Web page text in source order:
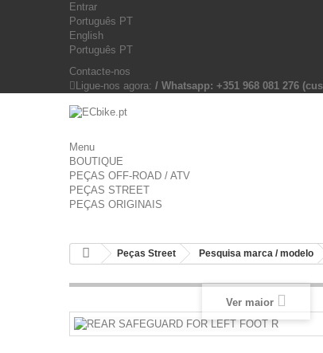
Entrar
Português PT
English
Português PT
Contacte-nos
Ligue-nos agora: / Whatsapp: +351 968 081 276
Menu
BOUTIQUE
PEÇAS OFF-ROAD / ATV
PEÇAS STREET
PEÇAS ORIGINAIS
Peças Street Pesquisa marca / modelo
Ver maior